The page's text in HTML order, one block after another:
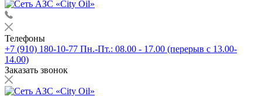
Телефоны
+7 (910) 180-10-77 Пн.-Пт.: 08.00 - 17.00 (перерыв с 13.00-
14.00)
Заказать звонок